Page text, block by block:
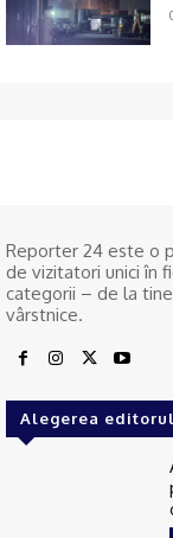
Reporter 24 este o
de vizitatori unici în
categorii – de la
vârstnice.
Alegerea